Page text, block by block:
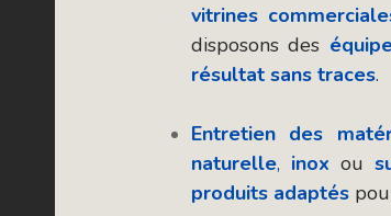
vitrines
disposons des
résultat sans traces.
Entretien des
naturelle, inox ou
produits adaptés